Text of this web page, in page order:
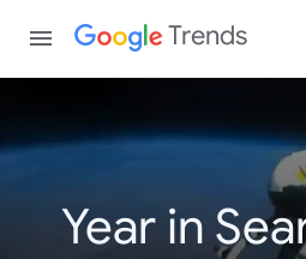
Trends
Year in